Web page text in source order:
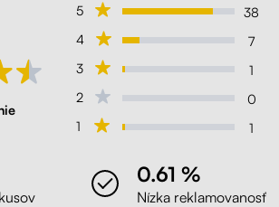
5
38
4
7
3
1
2
0
1
1
0.61 %
Nízka reklamovanosť